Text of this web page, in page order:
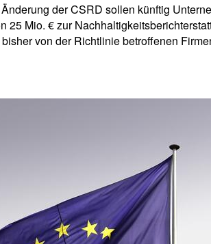
der CSRD sollen künftig
25 Mio. € zur
von der Richtlinie betroffenen